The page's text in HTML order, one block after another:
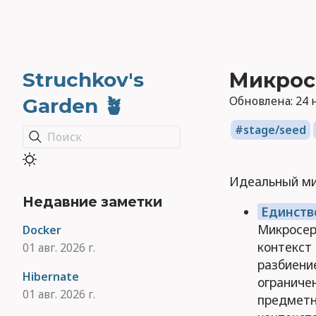
Struchkov's
Garden 🪴
Поиск
Недавние заметки
Docker
01 авг. 2026 г.
Hibernate
01 авг. 2026 г.
Обновлена: 24
stage/seed
Идеальный